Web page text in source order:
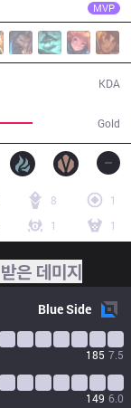
MVP
Gold
KDA
8
1
1 1
받은 데미지
BlueSide
185 7.5
149 6.0